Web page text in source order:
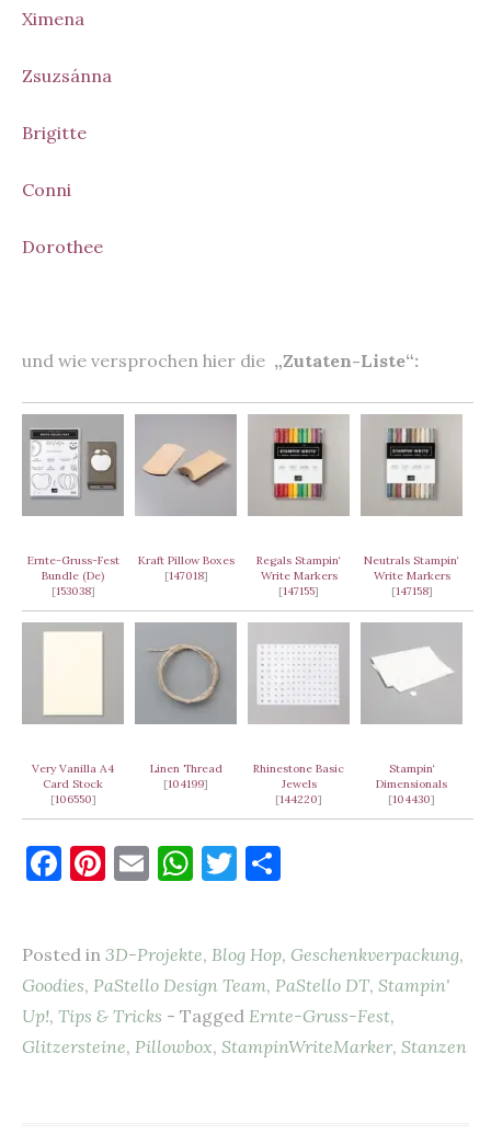
Ximena
Zsuzsánna
Brigitte
Conni
Dorothee
und wie versprochen hier die „Zutaten-Liste“:
Ernte-Gruss-Fest
Bundle (De)
[153038]
Kraft Pillow Boxes
[147018]
Regals Stampin‘
Write Markers
[147155]
Neutrals Stampin‘
Write Markers
[147158]
Very Vanilla A4
Card Stock
[106550]
Linen Thread
[104199]
Rhinestone Basic
Jewels
[144220]
Stampin‘
Dimensionals
[104430]
F
e
b
o
Pi
es
t
E
l
W
s
A
p
T
te
r
n
Posted in 3D-Projekte, Blog Hop, Geschenkverpackung,
Goodies, PaStello Design Team, PaStello DT, Stampin'
Up!, Tips & Tricks - Tagged Ernte-Gruss-Fest,
Glitzersteine, Pillowbox, StampinWriteMarker, Stanzen